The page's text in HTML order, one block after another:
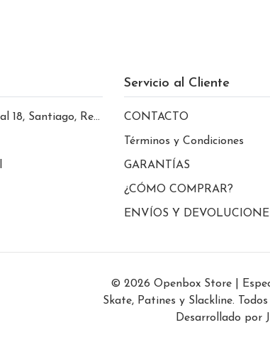
Región Metropolitana, Chile
Servicio al Cliente
CONTACTO
Términos y Condiciones
GARANTÍAS
¿CÓMO COMPRAR?
ENVÍOS Y
© 2026 Openbox Store |
Skate, Patines y Slackline.
Desarrollado por